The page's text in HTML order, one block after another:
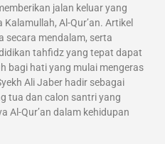
jalan keluar yang
Al-Qur’an. Artikel
secara mendalam, serta
tahfidz yang tepat dapat
bagi hati yang mulai mengeras
Ali Jaber hadir sebagai
tua dan calon santri yang
Al-Qur’an dalam kehidupan